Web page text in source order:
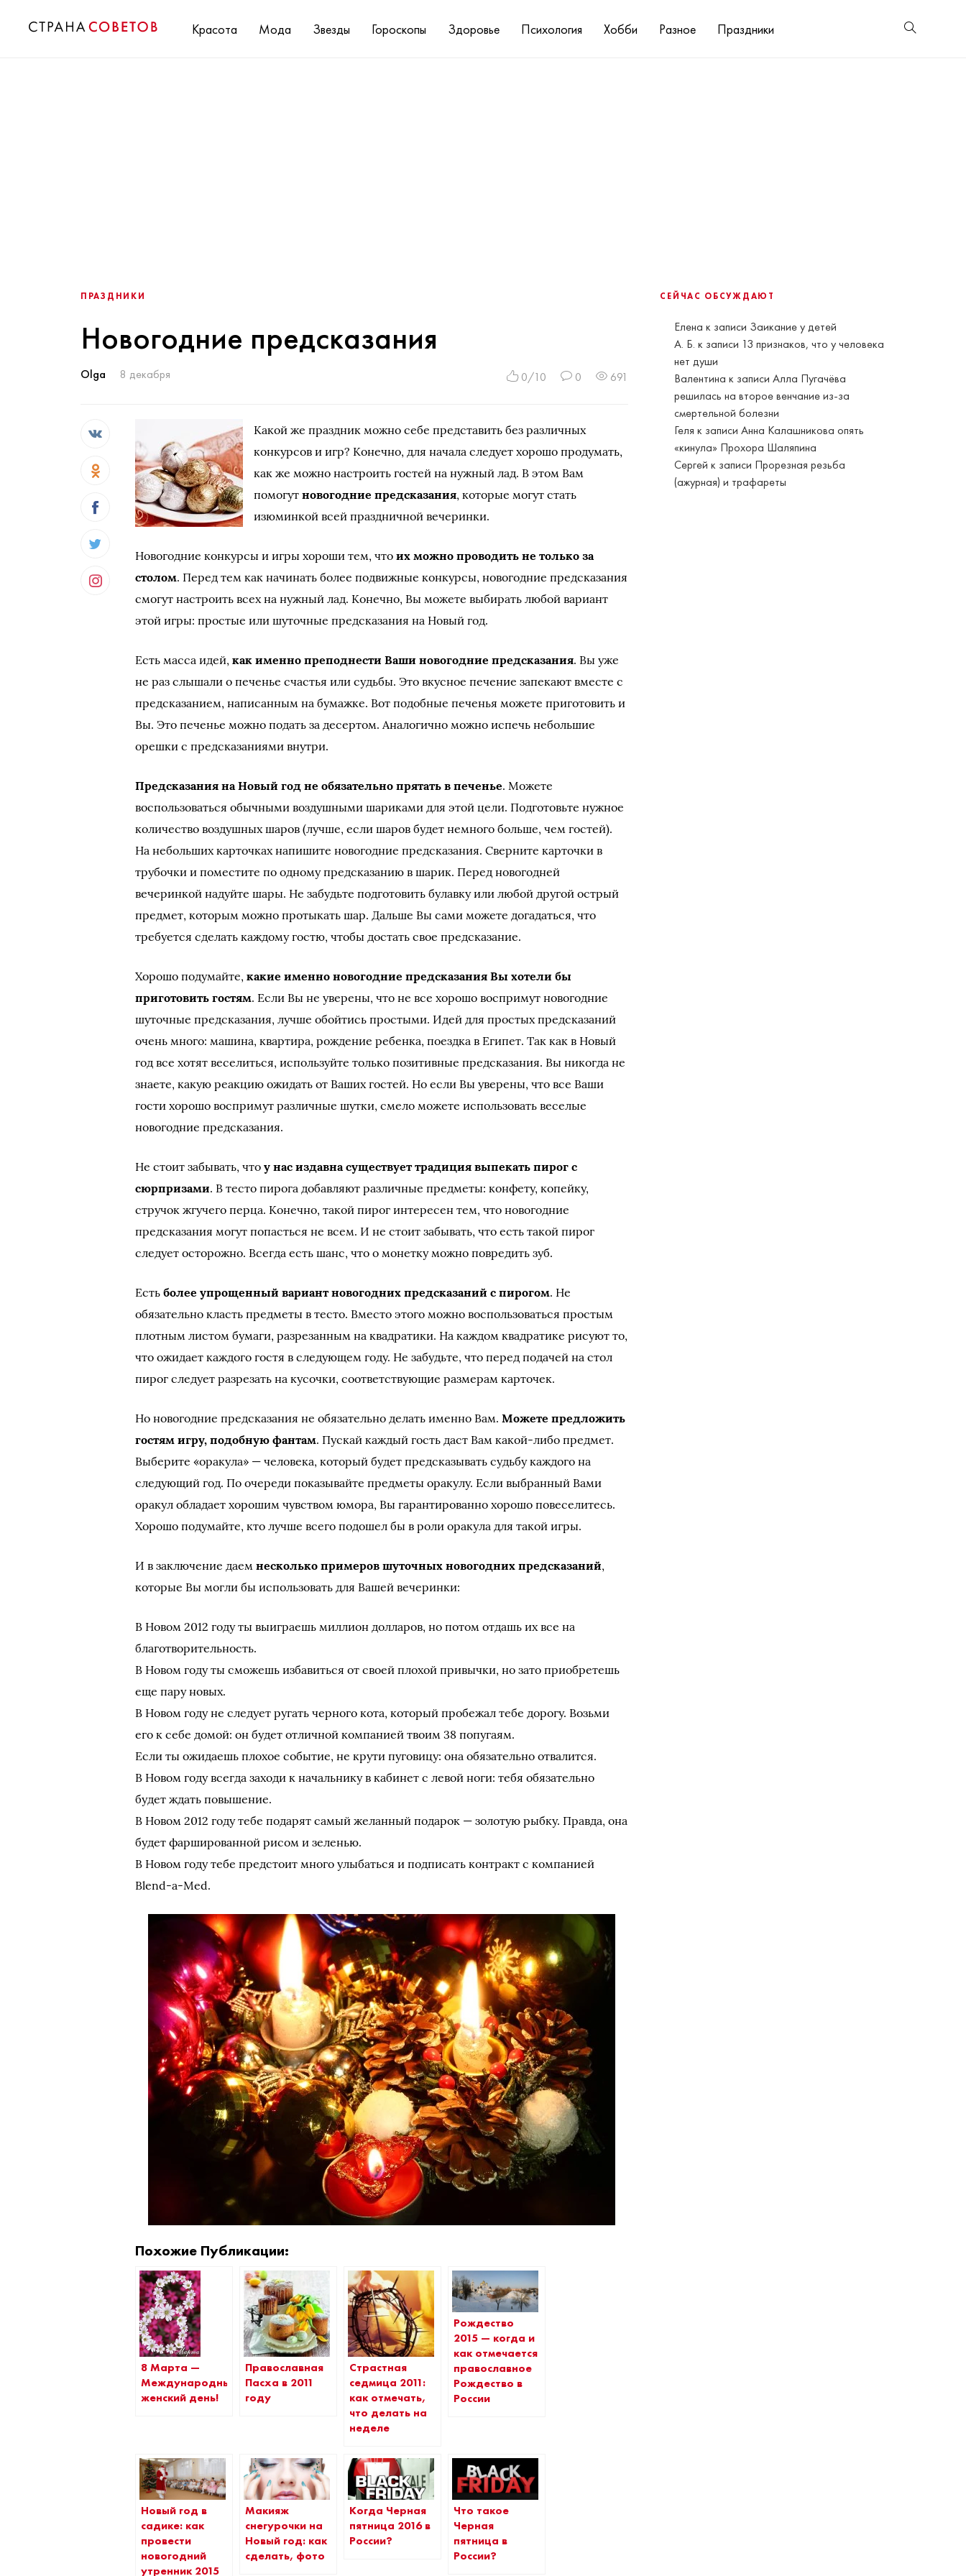
Красота Мода Звезды Гороскопы Здоровье Психология Хобби Разное Праздники
СЕЙЧАС ОБСУЖДАЮТ
Елена к записи Заикание у детей
А. Б. к записи 13 признаков, что у человека
нет души
Валентина к записиАлла Пугачёва
решилась на второе венчание из-за
смертельной болезни
Геля к записиАнна Калашникова опять
«кинула» Прохора Шаляпина
Сергей к записи Прорезная резьба
(ажурная) и трафареты
ПРАЗДНИКИ
Новогодние предсказания
Olga 8 декабря 0/10 0 691
Какой же праздник можно себе представить без различных
конкурсов и игр? Конечно, для начала следует хорошо продумать,
как же можно настроить гостей на нужный лад. В этом Вам
помогутновогодние предсказания, которые могут стать
изюминкой всей праздничной вечеринки.
Новогодние конкурсы и игры хороши тем, чтоих можно проводить не только за
столом. Перед тем как начинать более подвижные конкурсы, новогодние предсказания
смогут настроить всех на нужный лад. Конечно, Вы можете выбирать любой вариант
этой игры: простые или шуточные предсказания на Новый год.
Есть масса идей,как именно преподнести Ваши новогодние предсказания. Вы уже
не раз слышали о печенье счастья или судьбы. Это вкусное печение запекают вместе с
предсказанием, написанным на бумажке. Вот подобные печенья можете приготовить и
Вы. Это печенье можно подать за десертом. Аналогично можно испечь небольшие
орешки с предсказаниями внутри.
Предсказания на Новый год не обязательно прятать в печенье. Можете
воспользоваться обычными воздушными шариками для этой цели. Подготовьте нужное
количество воздушных шаров (лучше, если шаров будет немного больше, чем гостей).
На небольших карточках напишите новогодние предсказания. Сверните карточки в
трубочки и поместите по одному предсказанию в шарик. Перед новогодней
вечеринкой надуйте шары. Не забудьте подготовить булавку или любой другой острый
предмет, которым можно протыкать шар. Дальше Вы сами можете догадаться, что
требуется сделать каждому гостю, чтобы достать свое предсказание.
Хорошо подумайте,какие именно новогодние предсказания Вы хотели бы
приготовить гостям. Если Вы не уверены, что не все хорошо воспримут новогодние
шуточные предсказания, лучше обойтись простыми. Идей для простых предсказаний
очень много: машина, квартира, рождение ребенка, поездка в Египет. Так как в Новый
год все хотят веселиться, используйте только позитивные предсказания. Вы никогда не
знаете, какую реакцию ожидать от Ваших гостей. Но если Вы уверены, что все Ваши
гости хорошо воспримут различные шутки, смело можете использовать веселые
новогодние предсказания.
Не стоит забывать, чтоу нас издавна существует традиция выпекать пирог с
сюрпризами. В тесто пирога добавляют различные предметы: конфету, копейку,
стручок жгучего перца. Конечно, такой пирог интересен тем, что новогодние
предсказания могут попасться не всем. И не стоит забывать, что есть такой пирог
следует осторожно. Всегда есть шанс, что о монетку можно повредить зуб.
Естьболее упрощенный вариант новогодних предсказаний с пирогом. Не
обязательно класть предметы в тесто. Вместо этого можно воспользоваться простым
плотным листом бумаги, разрезанным на квадратики. На каждом квадратике рисуют то,
что ожидает каждого гостя в следующем году. Не забудьте, что перед подачей на стол
пирог следует разрезать на кусочки, соответствующие размерам карточек.
Но новогодние предсказания не обязательно делать именно Вам.Можете предложить
гостям игру, подобную фантам. Пускай каждый гость даст Вам какой-либо предмет.
Выберите «оракула» — человека, который будет предсказывать судьбу каждого на
следующий год. По очереди показывайте предметы оракулу. Если выбранный Вами
оракул обладает хорошим чувством юмора, Вы гарантированно хорошо повеселитесь.
Хорошо подумайте, кто лучше всего подошел бы в роли оракула для такой игры.
И в заключение даемнесколько примеров шуточных новогодних предсказаний,
которые Вы могли бы использовать для Вашей вечеринки:
В Новом 2012 году ты выиграешь миллион долларов, но потом отдашь их все на
благотворительность.
В Новом году ты сможешь избавиться от своей плохой привычки, но зато приобретешь
еще пару новых.
В Новом году не следует ругать черного кота, который пробежал тебе дорогу. Возьми
его к себе домой: он будет отличной компанией твоим 38 попугаям.
Если ты ожидаешь плохое событие, не крути пуговицу: она обязательно отвалится.
В Новом году всегда заходи к начальнику в кабинет с левой ноги: тебя обязательно
будет ждать повышение.
В Новом 2012 году тебе подарят самый желанный подарок — золотую рыбку. Правда, она
будет фаршированной рисом и зеленью.
В Новом году тебе предстоит много улыбаться и подписать контракт с компанией
Blend-a-Med.
Похожие Публикации:
8 Марта —
Международный
женский день!
Православная
Пасха в 2011
году
Страстная
седмица 2011:
как отмечать,
что делать на
неделе
Рождество
2015 — когда и
как отмечается
православное
Рождество в
России
Новый год в
садике: как
провести
новогодний
утренник 2015
Макияж
снегурочки на
Новый год: как
сделать, фото
Когда Черная
пятница 2016 в
России?
Что такое
Черная
пятница в
России?